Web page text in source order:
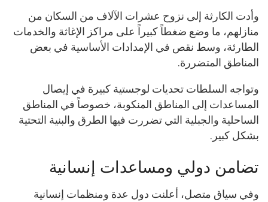
وأدت الكارثة إلى نزوح عشرات الآلاف من السكان من
منازلهم، ما وضع ضغطاً كبيراً على مراكز الإغاثة والخدمات
الطارئة، وسط نقص في الإمدادات الأساسية في بعض
المناطق المتضررة.
وتواجه السلطات تحديات لوجستية كبيرة في إيصال
المساعدات إلى المناطق المنكوبة، خصوصاً في المناطق
الساحلية والجبلية التي تضررت فيها الطرق والبنية التحتية
بشكل كبير.
تضامن دولي ومساعدات إنسانية
وفي سياق متصل، أعلنت دول عدة ومنظمات إنسانية